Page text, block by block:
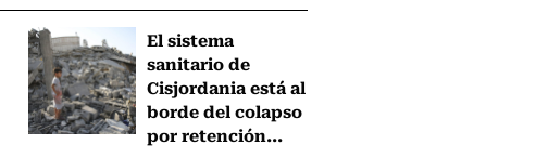
El sistema
sanitario de
Cisjordania está al
borde del colapso
por retención...